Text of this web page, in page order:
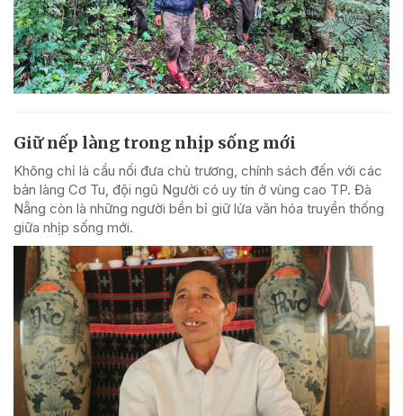
Giữ nếp làng trong nhịp sống mới
Không chỉ là cầu nối đưa chủ trương, chính sách đến với các
bản làng Cơ Tu, đội ngũ Người có uy tín ở vùng cao TP. Đà
Nẵng còn là những người bền bỉ giữ lửa văn hóa truyền thống
giữa nhịp sống mới.